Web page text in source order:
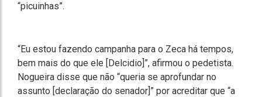
“picuinhas”.
“Eu estou fazendo campanha para o Zeca há tempos,
bem mais do que ele [Delcidio]”, afirmou o pedetista.
Nogueira disse que não “queria se aprofundar no
assunto [declaração do senador]” por acreditar que “a